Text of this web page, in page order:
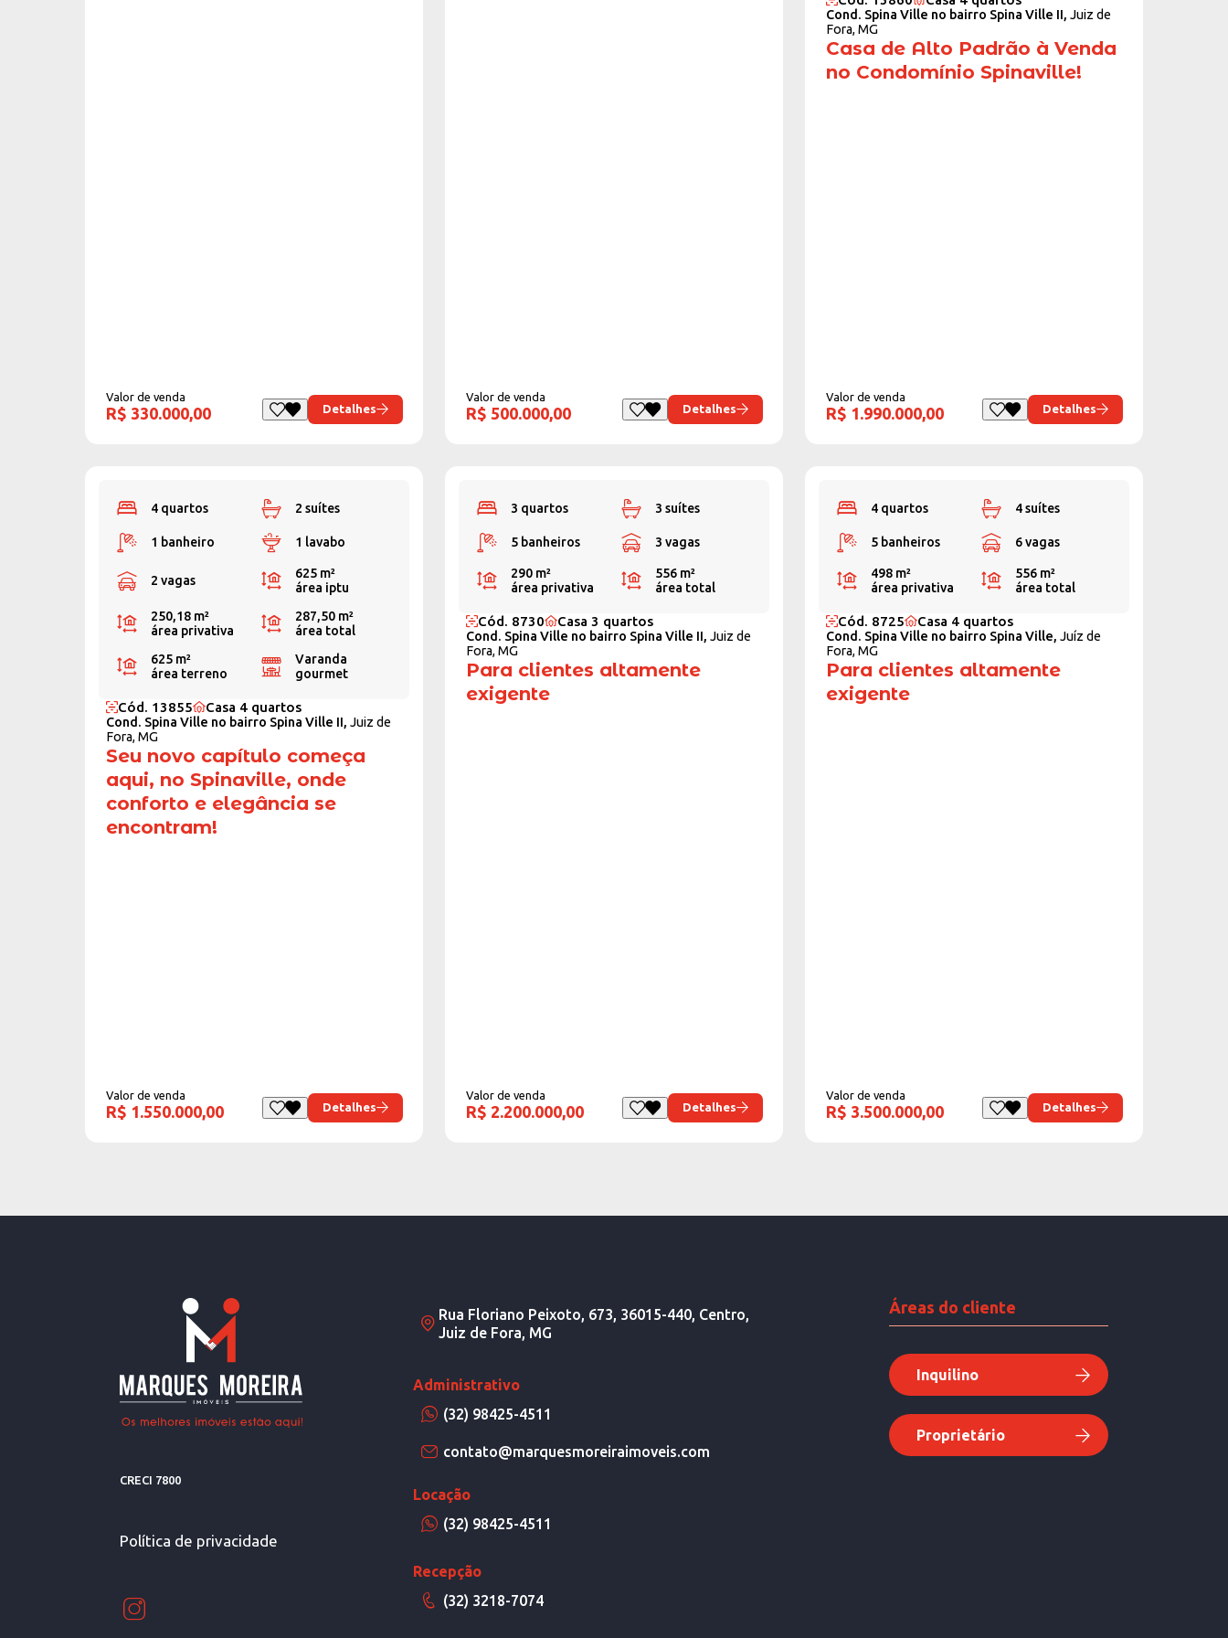
Valor de venda
R$ 330.000,00 Detalhes
Valor de venda
R$ 500.000,00 Detalhes
Cond. Spina Ville no bairro Spina Ville II, Juiz de
Fora, MG
Casa de Alto Padrão à Venda
no Condomínio Spinaville!
Valor de venda
R$ 1.990.000,00 Detalhes
4 quartos 2 suítes
1 banheiro 1 lavabo
2 vagas
625 m²
área iptu
250,18 m²
área privativa
287,50 m²
área total
625 m²
área terreno
Varanda
gourmet
Cód. 13855 Casa 4 quartos
Cond. Spina Ville no bairro Spina Ville II, Juiz de
Fora, MG
Seu novo capítulo começa
aqui, no Spinaville, onde
conforto e elegância se
encontram!
Valor de venda
R$ 1.550.000,00 Detalhes
3 quartos 3 suítes
5 banheiros 3 vagas
290 m²
área privativa
556 m²
área total
Cód. 8730 Casa 3 quartos
Cond. Spina Ville no bairro Spina Ville II, Juiz de
Fora, MG
Para clientes altamente
exigente
Valor de venda
R$ 2.200.000,00 Detalhes
4 quartos 4 suítes
5 banheiros 6 vagas
498 m²
área privativa
556 m²
área total
Cód. 8725 Casa 4 quartos
Cond. Spina Ville no bairro Spina Ville, Juíz de
Fora, MG
Para clientes altamente
exigente
Valor de venda
R$ 3.500.000,00 Detalhes
CRECI 7800
Política de privacidade
Rua Floriano Peixoto, 673, 36015-440, Centro,
Juiz de Fora, MG
Administrativo
(32) 98425-4511
contato@marquesmoreiraimoveis.com
Locação
(32) 98425-4511
Recepção
(32) 3218-7074
Áreas do cliente
Inquilino
Proprietário